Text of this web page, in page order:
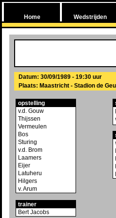
Home Wedstrijden
Datum: 30/09/1989 - 19:30 uur
Plaats: Maastricht - Stadion de
opstelling
v.d. Gouw
Thijssen
Vermeulen
Bos
Sturing
v.d. Brom
Laamers
Eijer
Latuheru
Hilgers
v. Arum
trainer
Bert Jacobs